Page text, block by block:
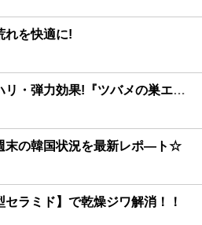
れを快適に!
【最新】圧巻のハリ・弾力効果!『ツバメの巣エキス』で劇的若返り！？
末の韓国状況を最新レポ―ト☆
セラミド】で乾燥ジワ解消！！